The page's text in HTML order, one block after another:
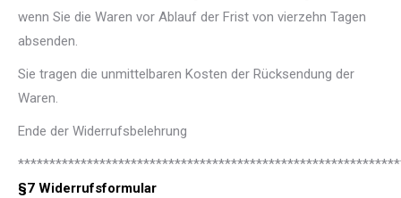
wenn Sie die Waren vor Ablauf der Frist von vierzehn Tagen
absenden.
Sie tragen die unmittelbaren Kosten der Rücksendung der
Waren.
Ende der Widerrufsbelehrung
§7 Widerrufsformular